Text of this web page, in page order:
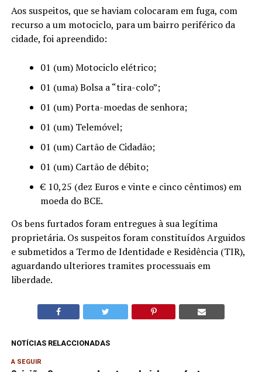
Aos suspeitos, que se haviam colocaram em fuga, com
recurso a um motociclo, para um bairro periférico da
cidade, foi apreendido:
01 (um) Motociclo elétrico;
01 (uma) Bolsa a “tira-colo”;
01 (um) Porta-moedas de senhora;
01 (um) Telemóvel;
01 (um) Cartão de Cidadão;
01 (um) Cartão de débito;
€ 10,25 (dez Euros e vinte e cinco cêntimos) em
moeda do BCE.
Os bens furtados foram entregues à sua legítima
proprietária. Os suspeitos foram constituídos Arguidos
e submetidos a Termo de Identidade e Residência (TIR),
aguardando ulteriores tramites processuais em
liberdade.
NOTÍCIAS RELACCIONADAS
A SEGUIR